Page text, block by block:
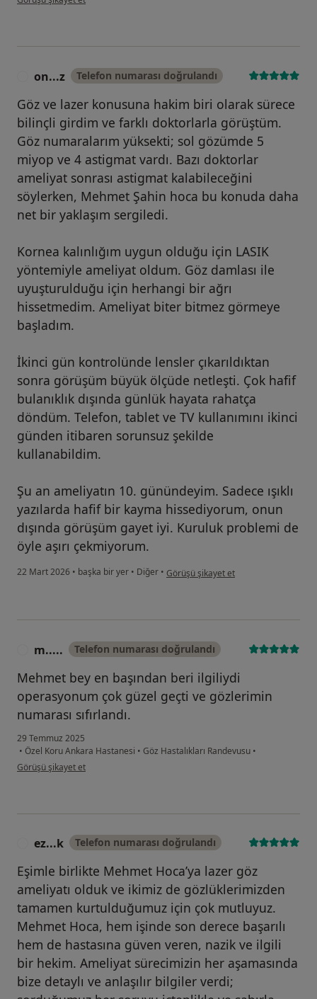
on...z Telefon numarası doğrulandı
Göz ve lazer konusuna hakim biri olarak sürece
bilinçli girdim ve farklı doktorlarla görüştüm.
Göz numaralarım yüksekti; sol gözümde 5
miyop ve 4 astigmat vardı. Bazı doktorlar
ameliyat sonrası astigmat kalabileceğini
söylerken, Mehmet Şahin hoca bu konuda daha
net bir yaklaşım sergiledi.
Kornea kalınlığım uygun olduğu için LASIK
yöntemiyle ameliyat oldum. Göz damlası ile
uyuşturulduğu için herhangi bir ağrı
hissetmedim. Ameliyat biter bitmez görmeye
başladım.
İkinci gün kontrolünde lensler çıkarıldıktan
sonra görüşüm büyük ölçüde netleşti. Çok hafif
bulanıklık dışında günlük hayata rahatça
döndüm. Telefon, tablet ve TV kullanımını ikinci
günden itibaren sorunsuz şekilde
kullanabildim.
Şu an ameliyatın 10. günündeyim. Sadece ışıklı
yazılarda hafif bir kayma hissediyorum, onun
dışında görüşüm gayet iyi. Kuruluk problemi de
öyle aşırı çekmiyorum.
22 Mart 2026 • başka bir yer • Diğer • kullanıcının görüşüne göre on...z
Görüşü şikayet et
m..... Telefon numarası doğrulandı
Mehmet bey en başından beri ilgiliydi
operasyonum çok güzel geçti ve gözlerimin
numarası sıfırlandı.
29 Temmuz 2025
• Özel Koru Ankara Hastanesi • Göz Hastalıkları Randevusu •
kullanıcının görüşüne göre m.....
Görüşü şikayet et
ez...k Telefon numarası doğrulandı
Eşimle birlikte Mehmet Hoca’ya lazer göz
ameliyatı olduk ve ikimiz de gözlüklerimizden
tamamen kurtulduğumuz için çok mutluyuz.
Mehmet Hoca, hem işinde son derece başarılı
hem de hastasına güven veren, nazik ve ilgili
bir hekim. Ameliyat sürecimizin her aşamasında
bize detaylı ve anlaşılır bilgiler verdi;